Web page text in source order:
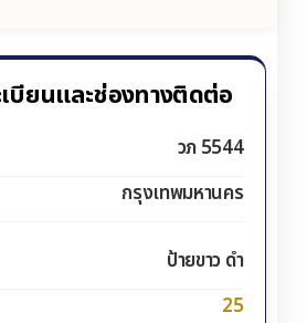
บียนและช่องทางติดต่อ
วภ 5544
กรุงเทพมหานคร
ป้ายขาว ดำ
25